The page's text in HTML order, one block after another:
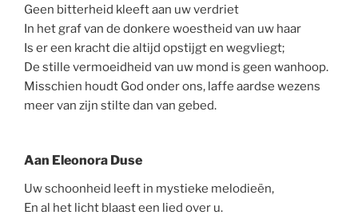
Geen bitterheid kleeft aan uw verdriet
In het graf van de donkere woestheid van uw haar
Is er een kracht die altijd opstijgt en wegvliegt;
De stille vermoeidheid van uw mond is geen wanhoop.
Misschien houdt God onder ons, laffe aardse wezens
meer van zijn stilte dan van gebed.
Aan Eleonora Duse
Uw schoonheid leeft in mystieke melodieën,
En al het licht blaast een lied over u.